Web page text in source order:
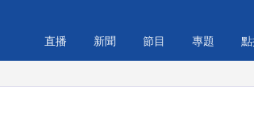
直播 新聞 節目 專題